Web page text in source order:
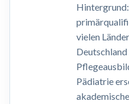
vielen
Pädiatrie